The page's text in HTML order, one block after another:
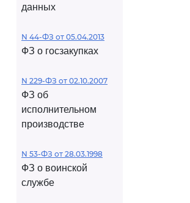
данных
N 44-ФЗ от 05.04.2013
ФЗ о госзакупках
N 229-ФЗ от 02.10.2007
ФЗ об
исполнительном
производстве
N 53-ФЗ от 28.03.1998
ФЗ о воинской
службе